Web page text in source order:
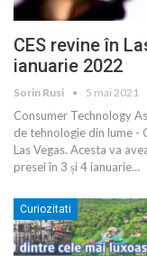
CES revine în
ianuarie 2022
Sorin Rusi 5 mai 2021
Consumer Technology
de tehnologie din lume -
Las Vegas. Acesta va
presei în 3 și 4 ianuarie…
Curiozitati